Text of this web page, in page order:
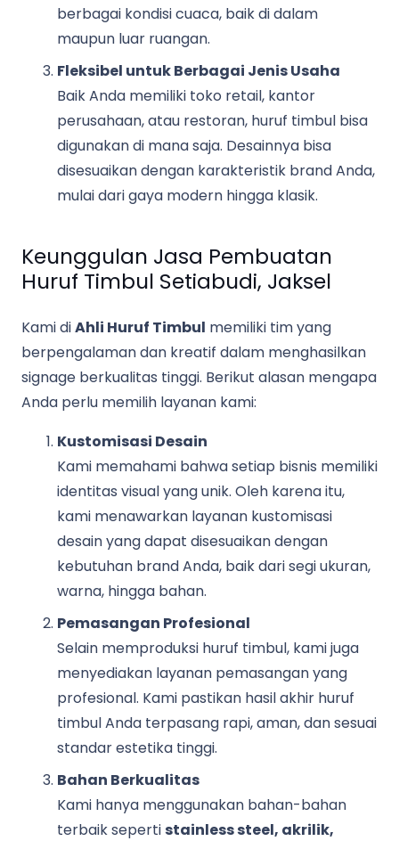
berbagai kondisi cuaca, baik di dalam
maupun luar ruangan.
Fleksibel untuk Berbagai Jenis Usaha
Baik Anda memiliki toko retail, kantor
perusahaan, atau restoran, huruf timbul bisa
digunakan di mana saja. Desainnya bisa
disesuaikan dengan karakteristik brand Anda,
mulai dari gaya modern hingga klasik.
Keunggulan Jasa Pembuatan
Huruf Timbul Setiabudi, Jaksel
Kami diAhli Huruf Timbul memiliki tim yang
berpengalaman dan kreatif dalam menghasilkan
signage berkualitas tinggi. Berikut alasan mengapa
Anda perlu memilih layanan kami:
Kustomisasi Desain
Kami memahami bahwa setiap bisnis memiliki
identitas visual yang unik. Oleh karena itu,
kami menawarkan layanan kustomisasi
desain yang dapat disesuaikan dengan
kebutuhan brand Anda, baik dari segi ukuran,
warna, hingga bahan.
Pemasangan Profesional
Selain memproduksi huruf timbul, kami juga
menyediakan layanan pemasangan yang
profesional. Kami pastikan hasil akhir huruf
timbul Anda terpasang rapi, aman, dan sesuai
standar estetika tinggi.
Bahan Berkualitas
Kami hanya menggunakan bahan-bahan
terbaik seperti stainless steel, akrilik,